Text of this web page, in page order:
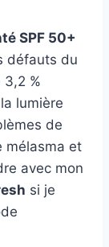
SPF 50+
défauts du
%
lumière
de
mélasma et
avec mon
si je